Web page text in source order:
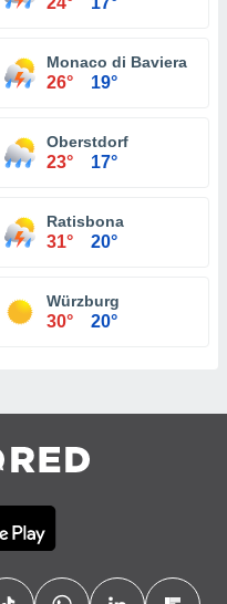
Monaco di Baviera
26° 19°
Oberstdorf
23° 17°
Ratisbona
31° 20°
Würzburg
30° 20°